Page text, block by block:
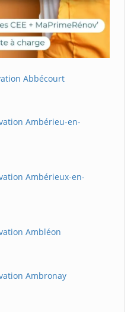
Abbécourt
Ambérieu-en-
Ambérieux-en-
Ambléon
Ambronay